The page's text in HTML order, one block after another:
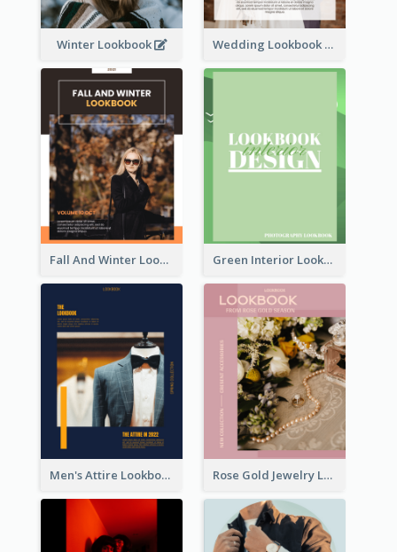
Winter Lookbook Wedding Lookbook
Fall And Winter Lookbook Green Interior Lookbook
Men's Attire Lookbook Rose Gold Jewelry Lookbook